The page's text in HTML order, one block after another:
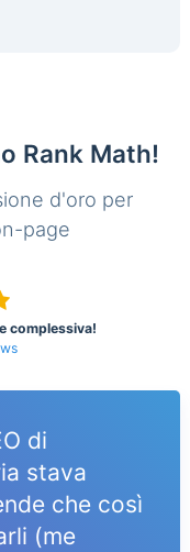
Rank Math!
d'oro per
page
complessiva!
di
stava
che così
(me